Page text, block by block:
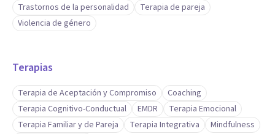
objetivos concretos, pero a la vez con un enfoque global e
integrador. La terapia parte del Mindfulness, de la tendencia
aporte de serenidad, esperanza, honestidad y veracidad. La
formación permanente en los mejores centros, de mayor
prestigio y la experiencia de más de 20 años comprobando
que el enfoque basado en el Mindfulness, la tendencia
Trastornos de la personalidad
Terapia de pareja
Violencia de género
Terapias
Terapia de Aceptación y Compromiso
Coaching
Terapia Cognitivo-Conductual
EMDR
Terapia Emocional
Terapia Familiar y de Pareja
Terapia Integrativa
Mindfulness